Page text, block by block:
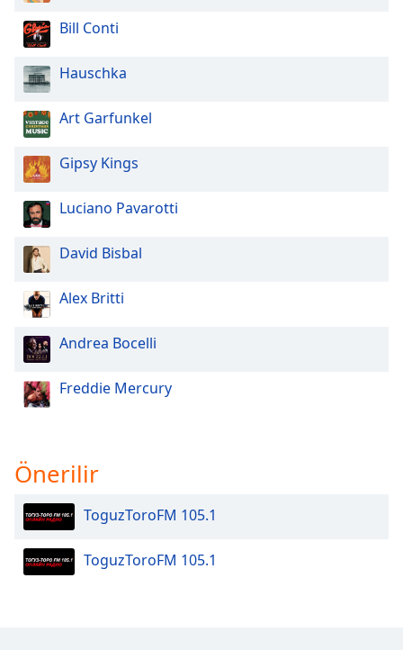
window.
Text
Color
Opacity
Background
Color
Opacity
Caption
Area
Background
Color
Font
Size
Text
Bill Conti
Hauschka
Art Garfunkel
Gipsy Kings
Luciano Pavarotti
David Bisbal
Alex Britti
Andrea Bocelli
Freddie Mercury
Önerilir
ToguzToroFM 105.1
ToguzToroFM 105.1